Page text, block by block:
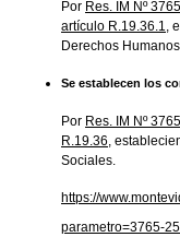
Por Res. IM Nº
artículo R.19.36.1,
Derechos
Se establecen los
Por Res. IM Nº
R.19.36,
Sociales.
https://
parametro=3765-